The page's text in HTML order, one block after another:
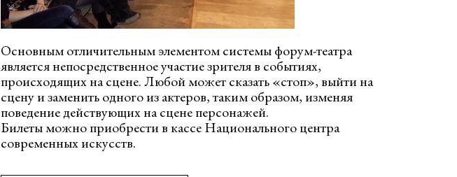
Основным отличительным элементом системы форум-театра
является непосредственное участие зрителя в событиях,
происходящих на сцене. Любой может сказать «стоп», выйти на
сцену и заменить одного из актеров, таким образом, изменяя
поведение действующих на сцене персонажей.
Билеты можно приобрести в кассе Национального центра
современных искусств.